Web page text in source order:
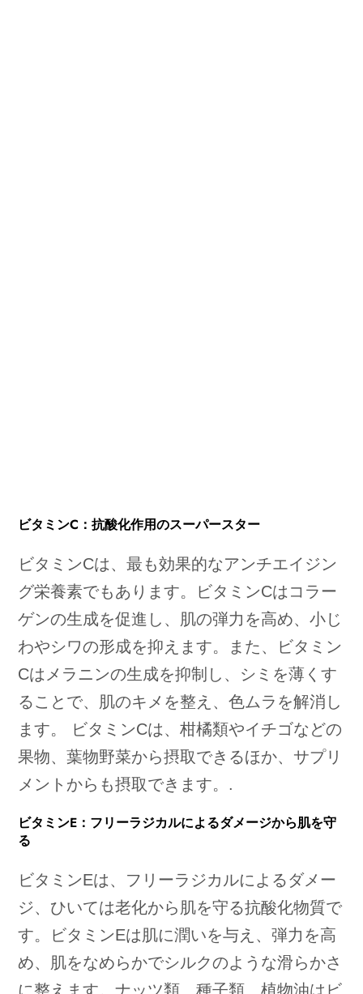
ビタミンC：抗酸化作用のスーパースター
ビタミンCは、最も効果的なアンチエイジン
グ栄養素でもあります。ビタミンCはコラー
ゲンの生成を促進し、肌の弾力を高め、小じ
わやシワの形成を抑えます。また、ビタミン
Cはメラニンの生成を抑制し、シミを薄くす
ることで、肌のキメを整え、色ムラを解消し
ます。 ビタミンCは、柑橘類やイチゴなどの
果物、葉物野菜から摂取できるほか、サプリ
メントからも摂取できます。.
ビタミンE：フリーラジカルによるダメージから肌を守
る
ビタミンEは、フリーラジカルによるダメー
ジ、ひいては老化から肌を守る抗酸化物質で
す。ビタミンEは肌に潤いを与え、弾力を高
め、肌をなめらかでシルクのような滑らかさ
に整えます。ナッツ類、種子類、植物油はビ